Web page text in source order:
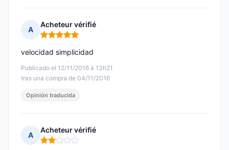
A
Acheteur vérifié
Nota: 5 de 5
Publicado el 12/11/2016 à 13h21
tras una compra de 04/11/2016
velocidad simplicidad
Opinión traducida
A
Acheteur vérifié
Nota: 2 de 5